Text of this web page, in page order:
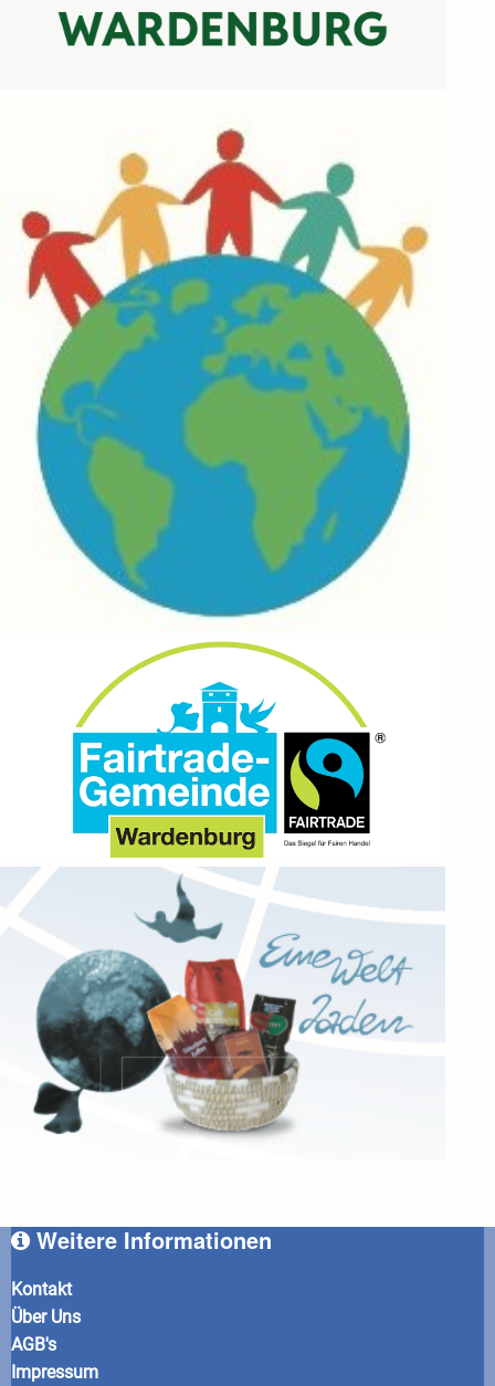
Weitere Informationen
Kontakt
Über Uns
AGB's
Impressum